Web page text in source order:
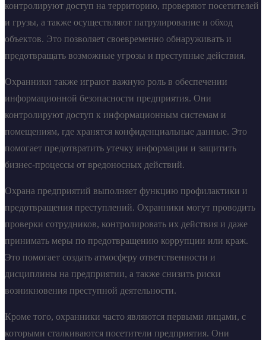
контролируют доступ на территорию, проверяют посетителей
и грузы, а также осуществляют патрулирование и обход
объектов. Это позволяет своевременно обнаруживать и
предотвращать возможные угрозы и преступные действия.
Охранники также играют важную роль в обеспечении
информационной безопасности предприятия. Они
контролируют доступ к информационным системам и
помещениям, где хранятся конфиденциальные данные. Это
помогает предотвратить утечку информации и защитить
бизнес-процессы от вредоносных действий.
Охрана предприятий выполняет функцию профилактики и
предотвращения преступлений. Охранники могут проводить
проверки сотрудников, контролировать их действия и даже
принимать меры по предотвращению коррупции или краж.
Это помогает создать атмосферу ответственности и
дисциплины на предприятии, а также снизить риски
возникновения преступной деятельности.
Кроме того, охранники часто являются первыми лицами, с
которыми сталкиваются посетители предприятия. Они